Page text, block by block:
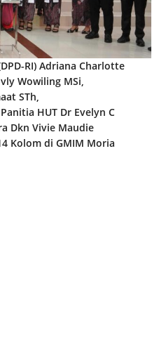
RI) Adriana Charlotte
Wowiling MSi,
STh,
HUT Dr Evelyn C
Dkn Vivie Maudie
Kolom di GMIM Moria